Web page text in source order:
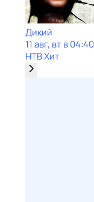
Дикий
11 авг, вт в 04:40
НТВ Хит